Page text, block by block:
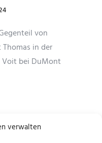
verwalten
von
in der
Voit bei DuMont